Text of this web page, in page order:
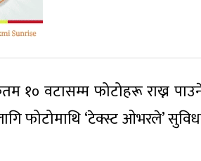
१० वटासम्म फोटोहरू राख्न
फोटोमाथि ‘टेक्स्ट ओभरले’